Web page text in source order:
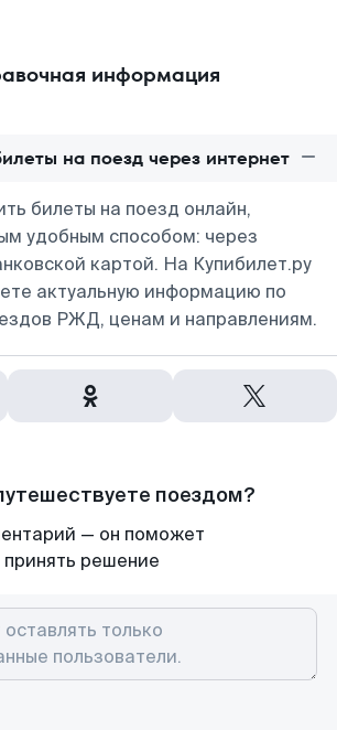
информация
на поезд через интернет
билеты на поезд онлайн,
удобным способом: через
картой. На Купибилет.ру
актуальную информацию по
РЖД, ценам и направлениям.
поездом?
— он поможет
решение